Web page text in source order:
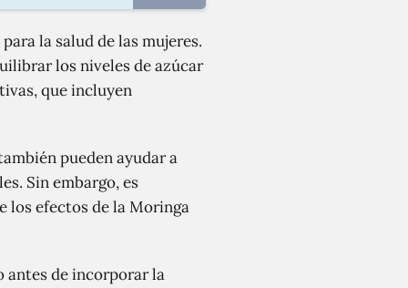
la salud de las mujeres.
los niveles de azúcar
que incluyen
pueden ayudar a
Sin embargo, es
los efectos de la Moringa
antes de incorporar la